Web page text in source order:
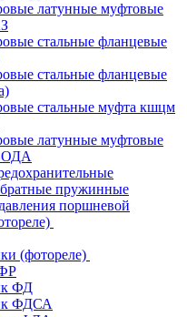
латунные муфтовые
стальные фланцевые
стальные фланцевые
стальные муфта кшцм
латунные муфтовые
пружинные
поршневой
(фотореле)
ФД
ФДСА